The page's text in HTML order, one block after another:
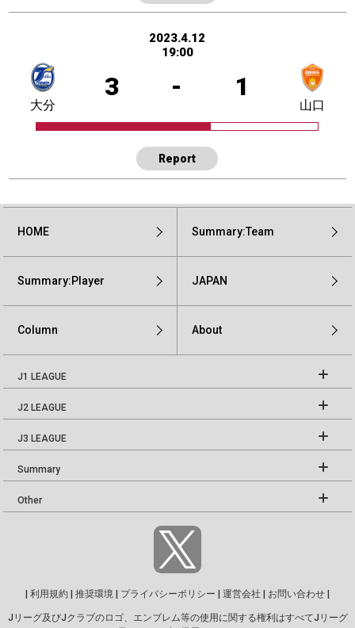
2023.4.12
19:00
3 - 1
大分 山口
Report
HOME Summary:Team
Summary:Player JAPAN
Column About
J1 LEAGUE
J2 LEAGUE
J3 LEAGUE
Summary
Other
利用規約 推奨環境 プライバシーポリシー 運営会社 お問い合わせ
Jリーグ及びJクラブのロゴ、エンブレム等の使用に関する権利はすべてJリーグ